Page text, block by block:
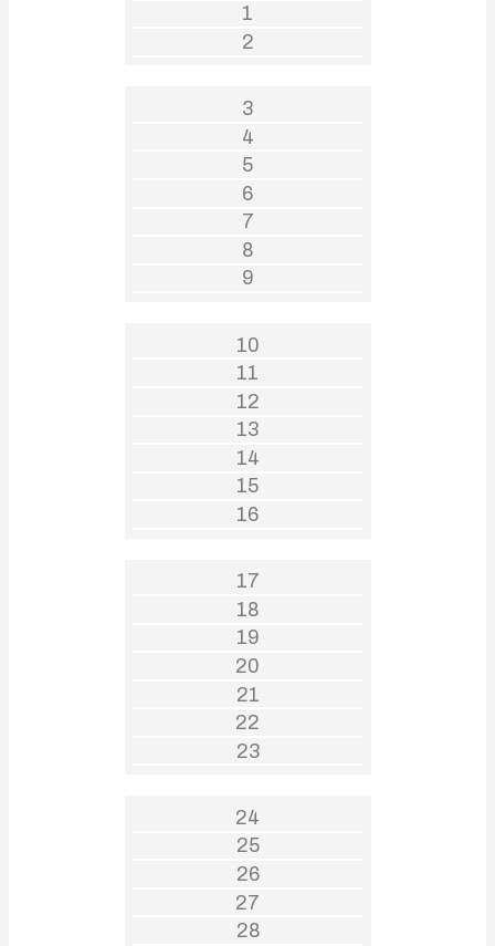
1
2
3
4
5
6
7
8
9
10
11
12
13
14
15
16
17
18
19
20
21
22
23
24
25
26
27
28